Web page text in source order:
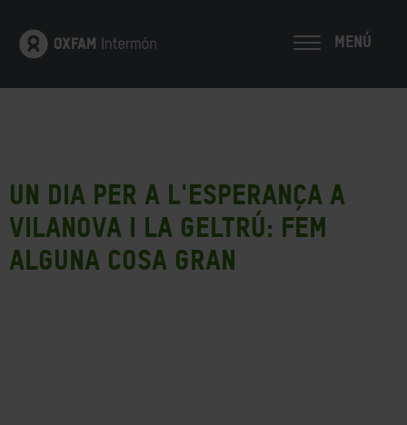
MENÚ
Un Dia per a l'Esperança a
Vilanova i la Geltrú: FEM
ALGUNA COSA GRAN